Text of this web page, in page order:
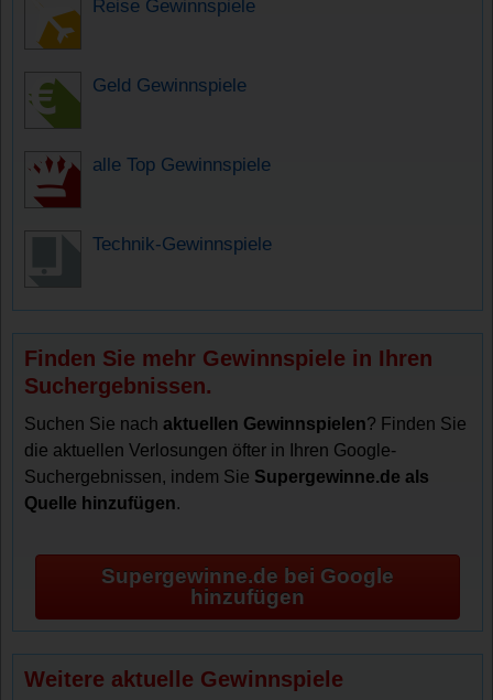
Reise Gewinnspiele
Geld Gewinnspiele
alle Top Gewinnspiele
Technik-Gewinnspiele
Finden Sie mehr Gewinnspiele in Ihren
Suchergebnissen.
Suchen Sie nachaktuellen Gewinnspielen? Finden Sie
die aktuellen Verlosungen öfter in Ihren Google-
Suchergebnissen, indem Sie Supergewinne.de als
Quelle hinzufügen.
Supergewinne.de bei Google
hinzufügen
Weitere aktuelle Gewinnspiele